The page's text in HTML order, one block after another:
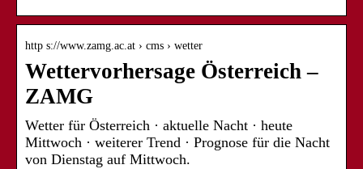
http s://www.zamg.ac.at › cms › wetter
Wettervorhersage Österreich –
ZAMG
Wetter für Österreich · aktuelle Nacht · heute
Mittwoch · weiterer Trend · Prognose für die Nacht
von Dienstag auf Mittwoch.